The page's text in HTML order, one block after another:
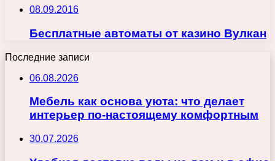
08.09.2016
Бесплатные автоматы от казино Вулкан
Последние записи
06.08.2026
Мебель как основа уюта: что делает
интерьер по-настоящему комфортным
30.07.2026